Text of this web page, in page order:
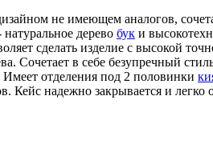
не имеющем аналогов,
дерево бук и
сделать изделие с высокой
Сочетает в себе безупречный
отделения под 2 половинки
Кейс надежно закрывается и легко